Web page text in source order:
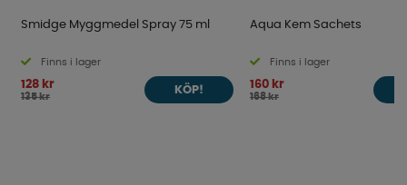
Smidge Myggmedel Spray 75 ml
Finns i lager
128 kr
135 kr
KÖP!
Aqua Kem Sachets
Finns i lager
160 kr
168 kr